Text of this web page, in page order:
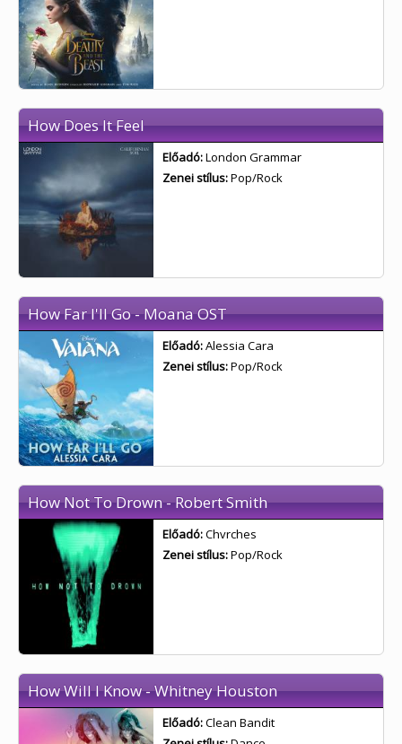
How Does It Feel
Előadó:London Grammar
Zenei stílus:Pop/Rock
How Far I'll Go - Moana OST
Előadó:Alessia Cara
Zenei stílus:Pop/Rock
How Not To Drown - Robert Smith
Előadó:Chvrches
Zenei stílus:Pop/Rock
How Will I Know - Whitney Houston
Előadó:Clean Bandit